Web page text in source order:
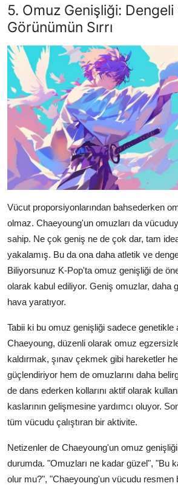
5. Omuz Genişliği:
Görünümün Sırrı
Vücut proporsiyonlarından bahsederken
olmaz. Chaeyoung'un omuzları da
sahip. Ne çok geniş ne de çok dar, tam
yakalamış. Bu da ona daha atletik ve
Biliyorsunuz K-Pop'ta omuz genişliği de
olarak kabul ediliyor. Geniş omuzlar, daha
hava yaratıyor.
Tabii ki bu omuz genişliği sadece genetikle
Chaeyoung, düzenli olarak omuz
kaldırmak, şınav çekmek gibi hareketler
güçlendiriyor hem de omuzlarını daha
de dans ederken kollarını aktif olarak
kaslarının gelişmesine yardımcı oluyor.
tüm vücudu çalıştıran bir aktivite.
Netizenler de Chaeyoung'un omuz
durumda. "Omuzları ne kadar güzel", "Bu
olur mu?", "Chaeyoung'un vücudu resmen